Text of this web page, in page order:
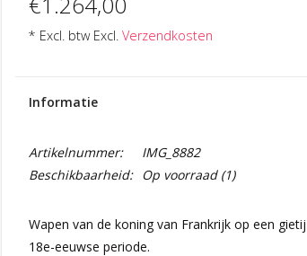
* Excl. btw Excl. Verzendkosten
Informatie
Artikelnummer:
IMG_8882
Beschikbaarheid:
Op voorraad(1)
Wapen van de koning van Frankrijk op een
18e-eeuwse periode.